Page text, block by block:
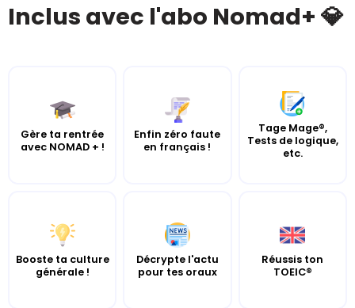
Inclus avec l'abo Nomad+ 💎
Gère ta rentrée
avec NOMAD + !
Enfin zéro faute
en français !
Tage Mage®,
Tests de logique,
etc.
Booste ta culture
générale !
Décrypte l'actu
pour tes oraux
Réussis ton
TOEIC®